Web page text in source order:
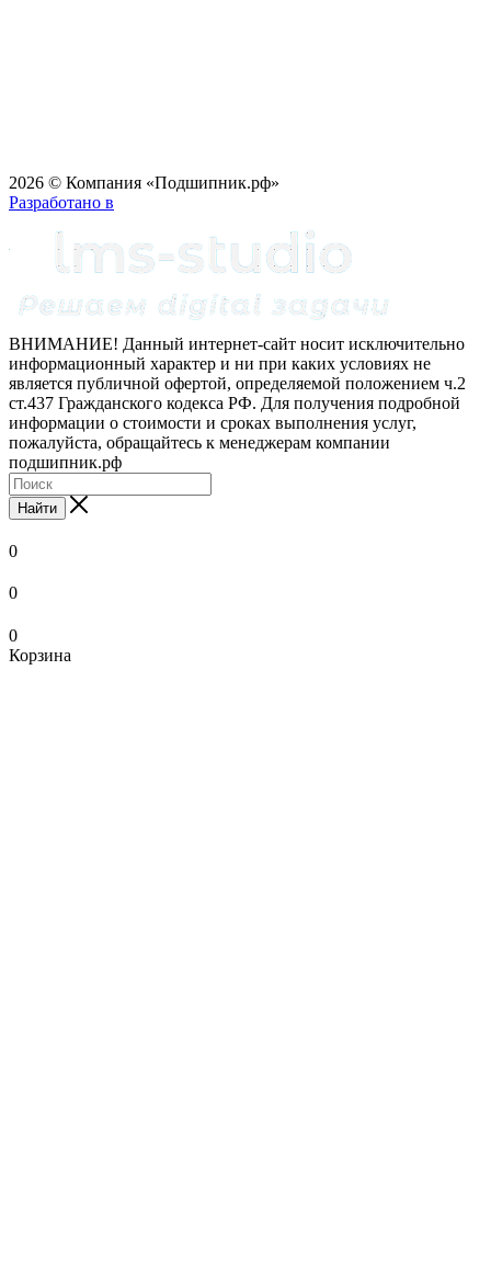
2026 © Компания «Подшипник.рф»
Разработано в
ВНИМАНИЕ! Данный интернет-сайт носит исключительно
информационный характер и ни при каких условиях не
является публичной офертой, определяемой положением ч.2
ст.437 Гражданского кодекса РФ. Для получения подробной
информации о стоимости и сроках выполнения услуг,
пожалуйста, обращайтесь к менеджерам компании
подшипник.рф
Найти
0
0
0
Корзина